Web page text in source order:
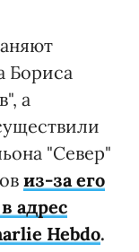
Бориса
а
"Север"
из-за его
адрес
Hebdo.